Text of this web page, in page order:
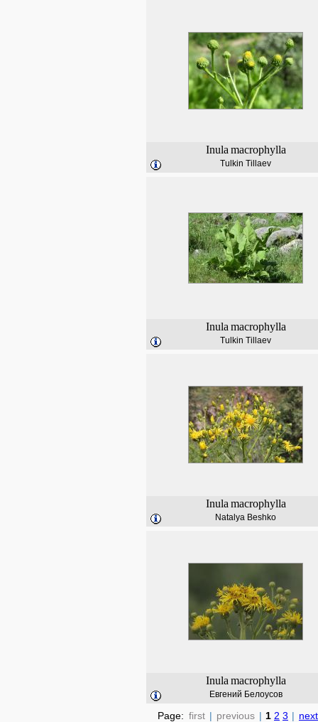
Inula macrophylla
Tulkin Tillaev
Inula macrophylla
Tulkin Tillaev
Inula macrophylla
Natalya Beshko
Inula macrophylla
Евгений Белоусов
Page: first | previous | 1 2 3 | next